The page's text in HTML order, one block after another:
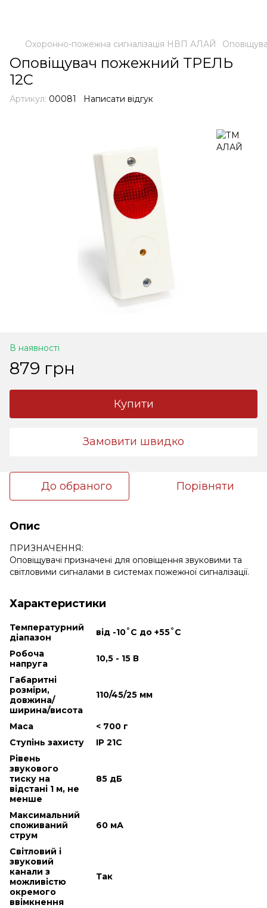
Охоронно-пожежна сигналізація НВП АЛАЙ
Оповіщувач пожежний ТРЕЛЬ
12C
Артикул: 00081 Написати відгук
В наявності
879 грн
Купити
Замовити швидко
До обраного Порівняти
Опис
ПРИЗНАЧЕННЯ:
Оповіщувачі призначені для оповіщення звуковими та
світловими сигналами в системах пожежної сигналізації.
Характеристики
Температурний
діапазон
від -10˚С до +55˚С
Робоча
напруга
10,5 - 15 В
Габаритні
розміри,
довжина/
ширина/висота
110/45/25 мм
Маса
< 700 г
Ступінь захисту
IP 21С
Рівень
звукового
тиску на
відстані 1 м, не
менше
85 дБ
Максимальний
споживаний
струм
60 мА
Світловий і
звуковий
канали з
можливістю
окремого
ввімкнення
Так